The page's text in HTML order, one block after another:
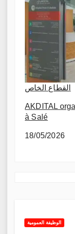
القطاع الخاص
AKDITAL
à Salé
18/05/2026
الوظيفة العمومية